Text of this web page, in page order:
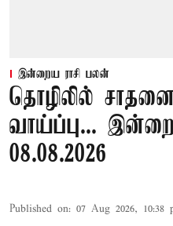
இன்றைய ராசி பலன்
தொழிலில்
வாய்ப்பு...
08.08.2026
Published on: 07 Aug 2026, 10:38